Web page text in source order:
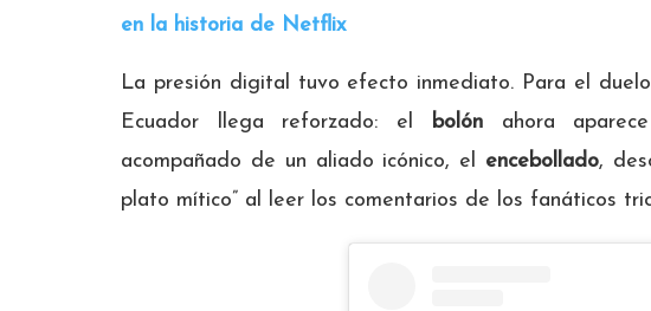
en la historia de Netflix
La presión digital tuvo efecto inmediato. Para el
Ecuador llega reforzado: el
bolónahora
acompañado de un aliado icónico, el encebollado,
plato mítico” al leer los comentarios de los fanáticos